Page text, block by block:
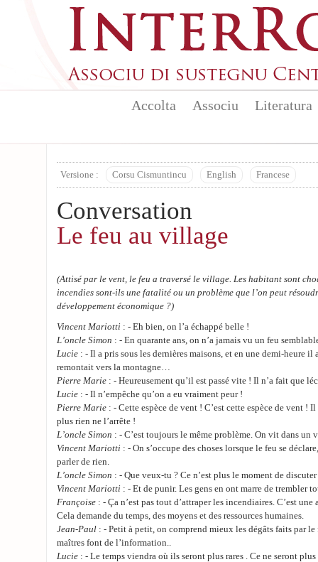
Accolta Associu Literatura
Versione : Corsu Cismuntincu English Francese
Conversation
Le feu au village
(Attisé par le vent, le feu a traversé le village. Les habitant sont
incendies sont-ils une fatalité ou un problème que l’on peut
développement économique ?)
Vincent Mariotti : - Eh bien, on l’a échappé belle !
L’oncle Simon : - En quarante ans, on n’a jamais vu un feu
Lucie : - Il a pris sous les dernières maisons, et en une demi-heure
remontait vers la montagne…
Pierre Marie : - Heureusement qu’il est passé vite ! Il n’a fait que
Lucie : - Il n’empêche qu’on a eu vraiment peur !
Pierre Marie : - Cette espèce de vent ! C’est cette espèce de vent !
plus rien ne l’arrête !
L’oncle Simon : - C’est toujours le même problème. On vit dans
Vincent Mariotti : - On s’occupe des choses lorsque le feu se
parler de rien.
L’oncle Simon : - Que veux-tu ? Ce n’est plus le moment de
Vincent Mariotti : - Et de punir. Les gens en ont marre de trembler
Françoise : - Ça n’est pas tout d’attraper les incendiaires. C’est
Cela demande du temps, des moyens et des ressources humaines.
Jean-Paul : - Petit à petit, on comprend mieux les dégâts faits par
maîtres font de l’information..
Lucie : - Le temps viendra où ils seront plus rares . Ce ne seront